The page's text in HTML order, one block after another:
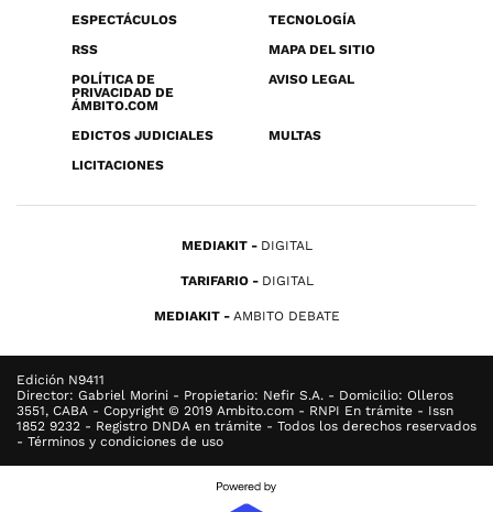
ESPECTÁCULOS
TECNOLOGÍA
RSS
MAPA DEL SITIO
POLÍTICA DE
PRIVACIDAD DE
ÁMBITO.COM
AVISO LEGAL
EDICTOS JUDICIALES
MULTAS
LICITACIONES
MEDIAKIT DIGITAL
TARIFARIO DIGITAL
MEDIAKIT AMBITO DEBATE
Edición N9411
Director: Gabriel Morini - Propietario: Nefir S.A. - Domicilio: Olleros
3551, CABA - Copyright © 2019 Ambito.com - RNPI En trámite - Issn
1852 9232 - Registro DNDA en trámite - Todos los derechos reservados
- Términos y condiciones de uso